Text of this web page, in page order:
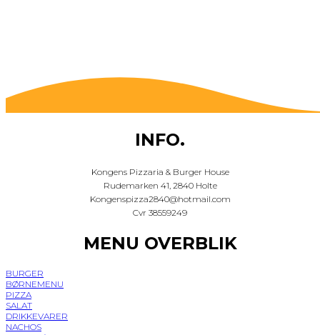
INFO.
Kongens Pizzaria & Burger House
Rudemarken 41, 2840 Holte
Kongenspizza2840@hotmail.com
Cvr 38559249
MENU OVERBLIK
BURGER
BØRNEMENU
PIZZA
SALAT
DRIKKEVARER
NACHOS